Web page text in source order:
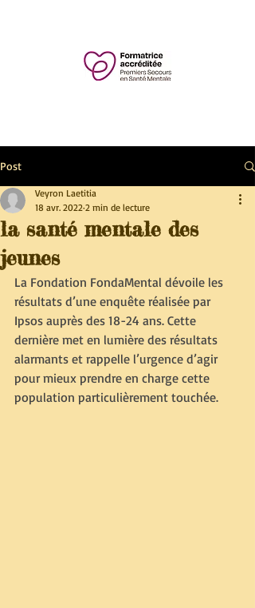
Post
la santé mentale des
jeunes
Veyron Laetitia
18 avr. 2022 2 min de lecture
La Fondation FondaMental dévoile les
résultats d’une enquête réalisée par
Ipsos auprès des 18-24 ans. Cette
dernière met en lumière des résultats
alarmants et rappelle l’urgence d’agir
pour mieux prendre en charge cette
population particulièrement touchée.